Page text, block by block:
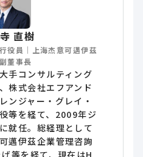
直樹
役員｜上海杰意可邁伊茲
董事長
手コンサルティング
株式会社エフアンド
ンジャー・グレイ・
等を経て、2009年ジ
就任。総経理として
邁伊茲企業管理咨詢
等を経て、現在はH